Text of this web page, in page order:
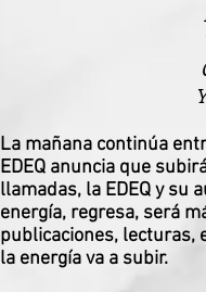
La mañana continúa
EDEQ anuncia que
llamadas, la EDEQ y su
energía, regresa, será
publicaciones, lecturas,
la energía va a subir.